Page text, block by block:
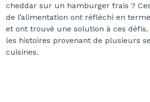
cheddar sur un hamburger frais ?
de l’alimentation ont réfléchi en
et ont trouvé une solution à ces défis.
les histoires provenant de plusieurs
cuisines.